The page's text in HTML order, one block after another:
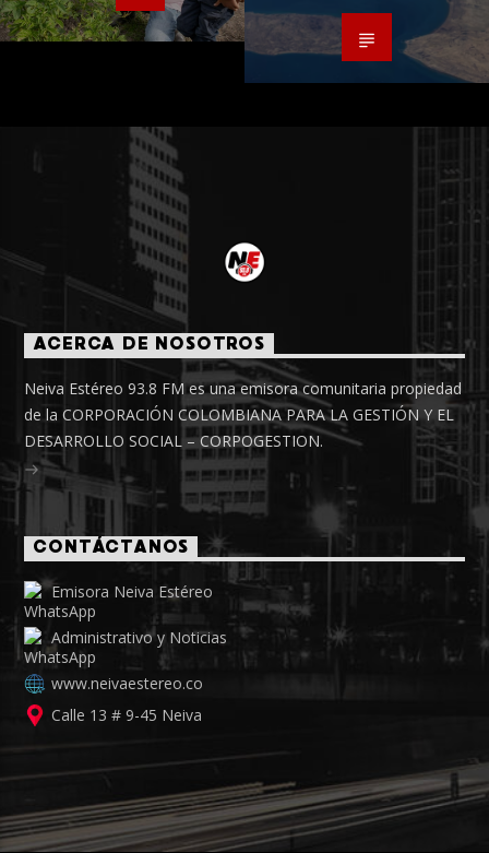
ACERCA DE NOSOTROS
Neiva Estéreo 93.8 FM es una emisora comunitaria propiedad
de la CORPORACIÓN COLOMBIANA PARA LA GESTIÓN Y EL
DESARROLLO SOCIAL – CORPOGESTION.
CONTÁCTANOS
Emisora Neiva Estéreo
Administrativo y Noticias
www.neivaestereo.co
Calle 13 # 9-45 Neiva